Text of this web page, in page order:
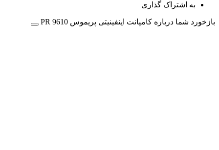
به اشتراک گذاری
بازخورد شما درباره کامپانت اینفینیتی پریموس PR 9610